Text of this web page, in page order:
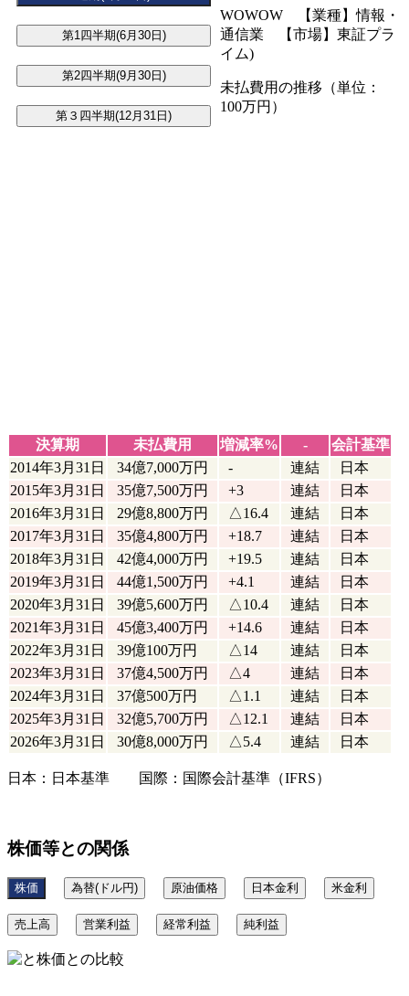
WOWOW 【業種】情報・
通信業 【市場】東証プラ
イム)
未払費用の推移（単位：
100万円）
決算期 未払費用 増減率% -
会計基準
2014年3月31日
34億7,000万円 - 連結
日本
2015年3月31日
35億7,500万円 +3 連結
日本
2016年3月31日
29億8,800万円 △16.4 連結
日本
2017年3月31日
35億4,800万円 +18.7 連結
日本
2018年3月31日
42億4,000万円 +19.5 連結
日本
2019年3月31日
44億1,500万円 +4.1 連結
日本
2020年3月31日
39億5,600万円 △10.4 連結
日本
2021年3月31日
45億3,400万円 +14.6 連結
日本
2022年3月31日
39億100万円 △14 連結
日本
2023年3月31日
37億4,500万円 △4 連結
日本
2024年3月31日
37億500万円 △1.1 連結
日本
2025年3月31日
32億5,700万円 △12.1 連結
日本
2026年3月31日
30億8,000万円 △5.4 連結 日本
日本：日本基準 国際：国際会計基準（IFRS）
株価等との関係
株価 為替(ドル円) 原油価格 日本金利 米金利
売上高 営業利益 経常利益 純利益